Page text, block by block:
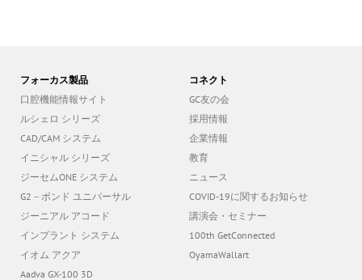
フォーカス製品
口腔機能情報サイト
ルシェロ シリーズ
CAD/CAM システム
イニシャル シリーズ
ジーセムONE システム
G2－ボンド ユニバーサル
ジーニアル アコード
インプラント システム
イオム アクア
Aadva GX-100 3D
コネクト
GC友の会
採用情報
企業情報
教育
ニュース
COVID-19に関するお知らせ
講演会・セミナー
100th GetConnected
OyamaWallart